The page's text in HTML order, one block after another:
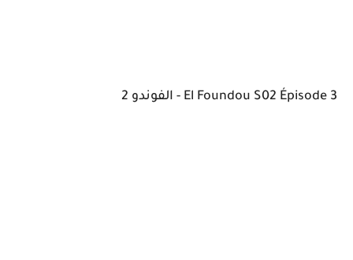
El Foundou S02 Épisode 3 - الفوندو 2